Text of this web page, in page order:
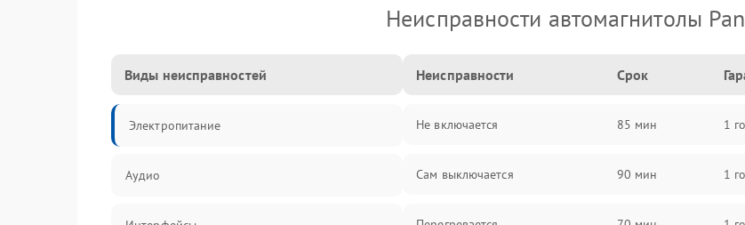
Неисправности автомагнитолы
Виды неисправностей
Электропитание
Аудио
Неисправности Срок
Не включается 85 мин 1
Сам выключается 90 мин 1